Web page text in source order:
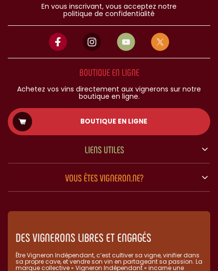
En vous inscrivant, vous acceptez notre
politique de confidentialité
BOUTIQUE EN LIGNE
Achetez vos vins directement aux vignerons sur notre
boutique en ligne.
BOUTIQUE EN LIGNE
LIENS UTILES
VOUS ÊTES VIGNERON.NE?
DES VIGNERONS LIBRES ET ENGAGÉS
Être Vigneron Indépendant, c’est cultiver sa vigne, vinifier dans
sa propre cave, et vendre son vin en partageant sa passion. La
marque collective « Vigneron Indépendant » incarne une